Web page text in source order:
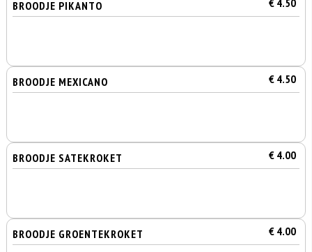
BROODJE PIKANTO € 4.50
BROODJE MEXICANO € 4.50
BROODJE SATEKROKET € 4.00
BROODJE GROENTEKROKET € 4.00